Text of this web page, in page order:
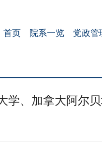
首页 院系一览 党政管
学、加拿大阿尔